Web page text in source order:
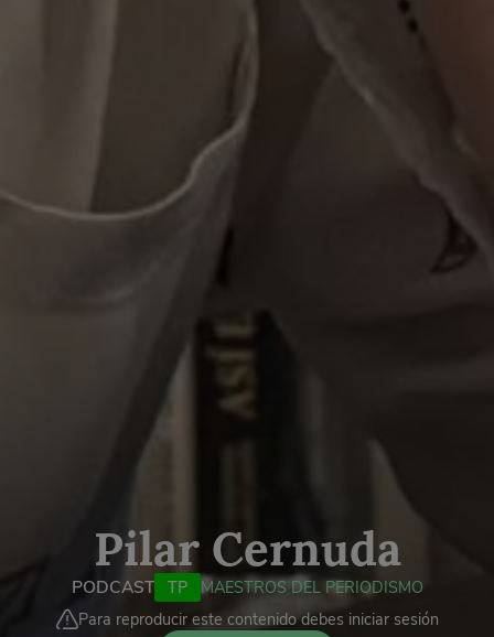
Pilar Cernuda
PODCAST TP
MAESTROS DEL PERIODISMO
Para reproducir este contenido debes iniciar sesión